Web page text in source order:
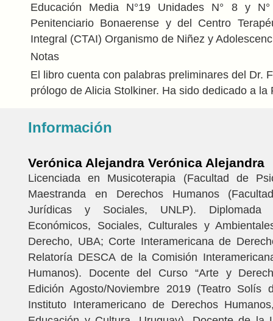
Educación Media N°19 Unidades N° 8 y
Penitenciario Bonaerense y del Centro
Integral (CTAI) Organismo de Niñez y
Notas
El libro cuenta con palabras preliminares del Dr.
prólogo de Alicia Stolkiner. Ha sido dedicado a la
Información
Verónica Alejandra Verónica Alejandra
Licenciada en Musicoterapia (Facultad de
Maestranda en Derechos Humanos
Jurídicas y Sociales, UNLP). Diplomada
Económicos, Sociales, Culturales y
Derecho, UBA; Corte Interamericana de
Relatoría DESCA de la Comisión
Humanos). Docente del Curso “Arte y
Edición Agosto/Noviembre 2019 (Teatro Solís
Instituto Interamericano de Derechos